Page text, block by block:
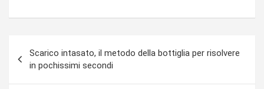
articoli
Scarico intasato, il metodo della bottiglia per risolvere
in pochissimi secondi